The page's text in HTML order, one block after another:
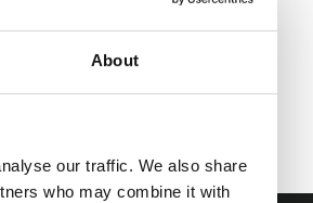
About
our traffic. We also share
who may combine it with